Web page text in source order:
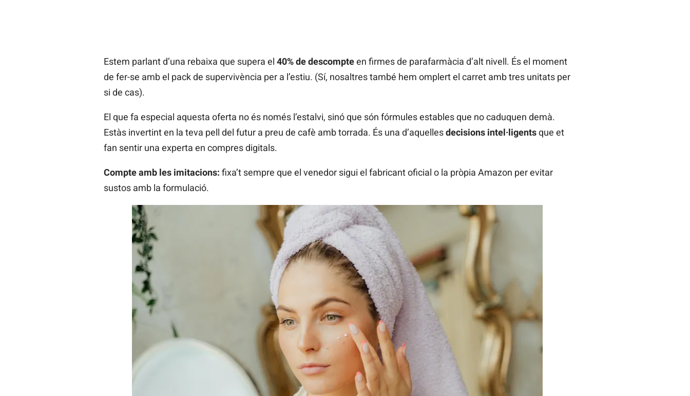
Estem parlant d’una rebaixa que supera el 40% de descompteen firmes de parafarmàcia d’alt nivell. És el moment
de fer-se amb el pack de supervivència per a l’estiu. (Sí, nosaltres també hem omplert el carret amb tres unitats per
si de cas).
El que fa especial aquesta oferta no és només l’estalvi, sinó que són fórmules estables que no caduquen demà.
Estàs invertint en la teva pell del futur a preu de cafè amb torrada. És una d’aquellesdecisions intel·ligentsque et
fan sentir una experta en compres digitals.
Compte amb les imitacions: fixa’t sempre que el venedor sigui el fabricant oficial o la pròpia Amazon per evitar
sustos amb la formulació.